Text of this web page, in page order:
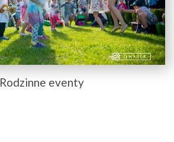
Rodzinne eventy